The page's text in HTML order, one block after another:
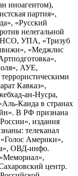
иноагентом),
партия»,
«Русский
нелегальной
УПА, «Тризуб
«Меджлис
АУЕ,
Кавказ»,
ан-Нусра,
Каида в странах
В РФ признана
издания
телеканал
Америки»,
ОВД-инфо.
центр.